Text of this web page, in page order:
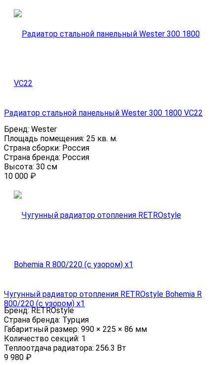
Радиатор стальной панельный Wester 300 1800 VC22
Бренд: Wester
Площадь помещения: 25 кв. м.
Страна сборки: Россия
Страна бренда: Россия
Высота: 30 см
10 000 ₽
Чугунный радиатор отопления RETROstyle Bohemia R
800/220 (с узором) x1
Бренд:RETROstyle
Страна бренда: Турция
Габаритный размер: 990 × 225 × 86 мм
Количество секций: 1
Теплоотдача радиатора: 256.3 Вт
9 980 ₽